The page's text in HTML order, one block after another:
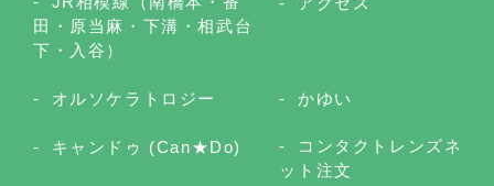
田・原当麻・下溝・相武台
下・入谷）
オルソケラトロジー かゆい
キャンドゥ (Can★Do)
コンタクトレンズネ
ット注文